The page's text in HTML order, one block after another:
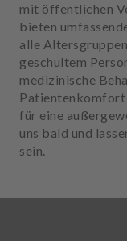
mit öffentlichen
bieten
alle
geschultem
medizinische
Patientenkomfort
für eine
uns bald und
sein.